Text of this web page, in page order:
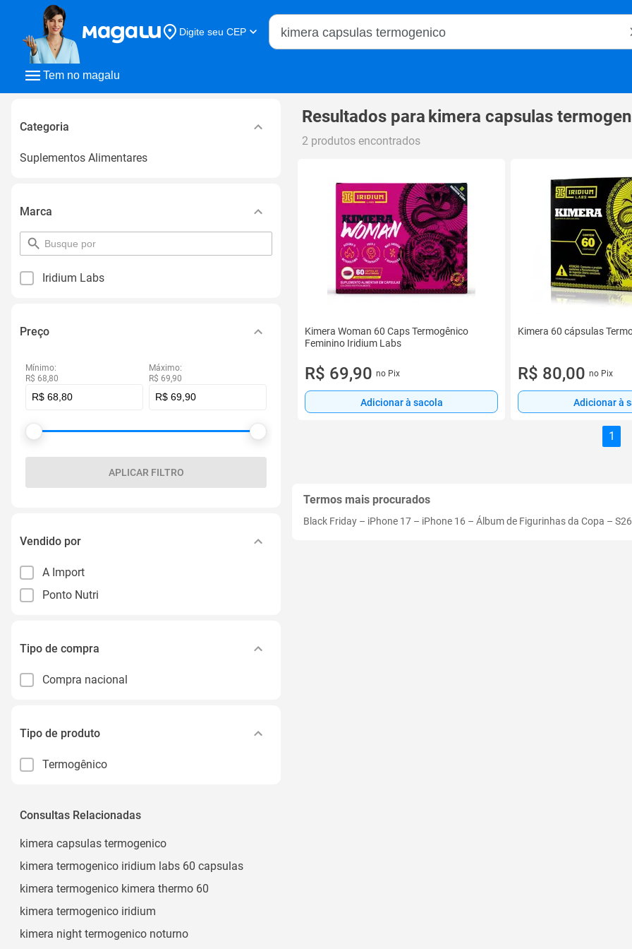
Tem no magalu
Digite seu CEP
Buscar no Magalu
Categoria
Suplementos Alimentares
Marca
pesquisar
por
Iridium Labs
Preço
Mínimo:
R$ 68,80
Máximo:
R$ 69,90
APLICAR FILTRO
Vendido por
A Import
Ponto Nutri
Tipo de compra
Compra nacional
Tipo de produto
Termogênico
Consultas Relacionadas
kimera capsulas termogenico
kimera termogenico iridium labs 60 capsulas
kimera termogenico kimera thermo 60
kimera termogenico iridium
kimera night termogenico noturno
Resultados para kimera capsulas
2 produtos encontrados
Kimera Woman 60 Caps Termogênico
Feminino Iridium Labs
R$ 69,90 no Pix
Adicionar à sacola
Kimera 60 cápsulas
R$ 80,00 no Pix
Adicionar à
1
Termos mais procurados
Black Friday – iPhone 17 – iPhone 16 – Álbum de Figurinhas da Copa – S26